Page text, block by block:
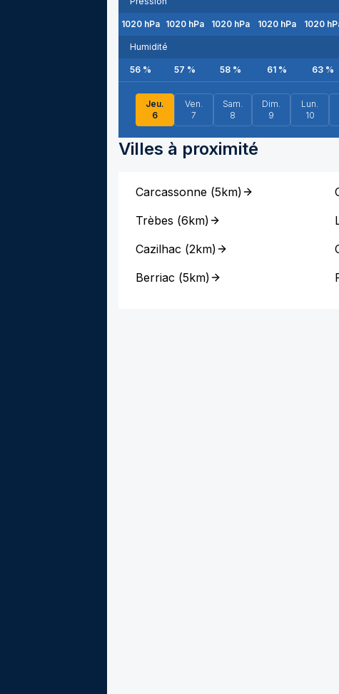
1020 hPa 1020 hPa 1020hPa 1020hPa 1020
Humidité
56 % 57 % 58% 61% 63 %
Jeu.
6
Ven.
7
Sam.
8
Dim.
9
Lun.
10
Villes à proximité
Carcassonne (5km)
Trèbes (6km)
Cazilhac (2km)
Berriac (5km)